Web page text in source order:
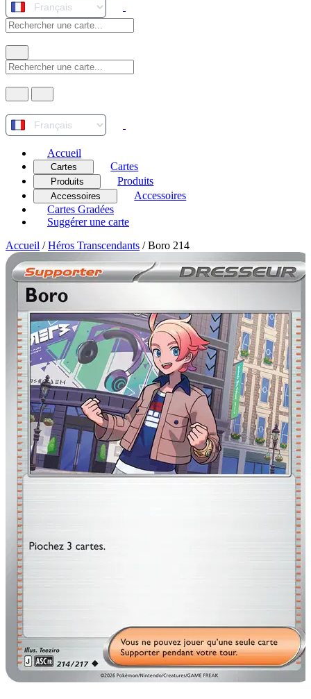
Accueil
Cartes Cartes
Produits Produits
Accessoires
Accessoires
Cartes Gradées
Suggérer une carte
Accueil / Héros Transcendants / Boro 214